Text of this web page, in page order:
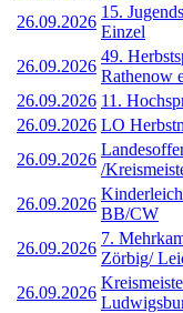
26.09.2026
15.
Einzel
26.09.2026
49.
Rathenow
26.09.2026 11.
26.09.2026 LO
26.09.2026
/
26.09.2026
BB/CW
26.09.2026
7.
Zörbig/
26.09.2026